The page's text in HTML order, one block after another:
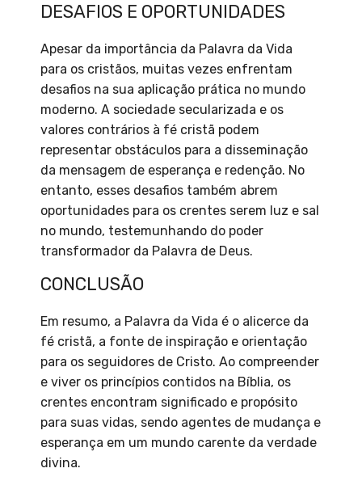
DESAFIOS E OPORTUNIDADES
Apesar da importância da Palavra da Vida
para os cristãos, muitas vezes enfrentam
desafios na sua aplicação prática no mundo
moderno. A sociedade secularizada e os
valores contrários à fé cristã podem
representar obstáculos para a disseminação
da mensagem de esperança e redenção. No
entanto, esses desafios também abrem
oportunidades para os crentes serem luz e sal
no mundo, testemunhando do poder
transformador da Palavra de Deus.
CONCLUSÃO
Em resumo, a Palavra da Vida é o alicerce da
fé cristã, a fonte de inspiração e orientação
para os seguidores de Cristo. Ao compreender
e viver os princípios contidos na Bíblia, os
crentes encontram significado e propósito
para suas vidas, sendo agentes de mudança e
esperança em um mundo carente da verdade
divina.